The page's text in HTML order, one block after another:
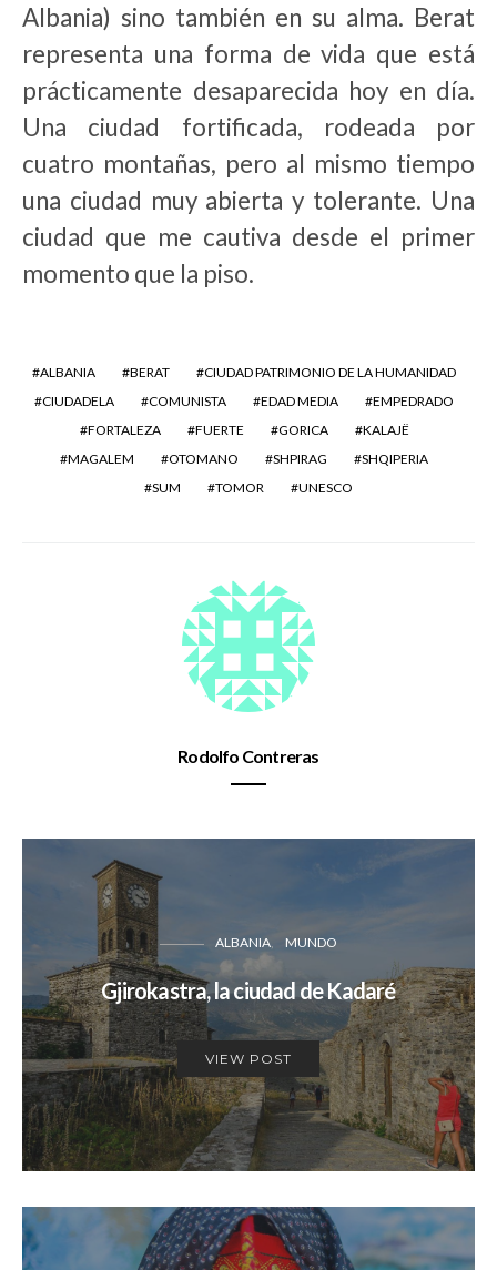
Albania) sino también en su alma. Berat
representa una forma de vida que está
prácticamente desaparecida hoy en día.
Una ciudad fortificada, rodeada por
cuatro montañas, pero al mismo tiempo
una ciudad muy abierta y tolerante. Una
ciudad que me cautiva desde el primer
momento que la piso.
ALBANIA BERAT
CIUDAD PATRIMONIO DE LA HUMANIDAD
CIUDADELA
COMUNISTA EDAD MEDIA
EMPEDRADO
FORTALEZA
FUERTE GORICA
KALAJË
MAGALEM
OTOMANO SHPIRAG
SHQIPERIA
SUM
TOMOR UNESCO
Rodolfo Contreras
ALBANIA MUNDO
Gjirokastra, la ciudad de Kadaré
VIEW POST